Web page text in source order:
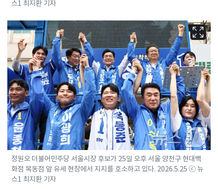
스1 최지환 기자
정원오 더불어민주당 서울시장 후보가 25일 오후 서울 양천구 현대백
화점 목동점 앞 유세 현장에서 지지를 호소하고 있다. 2026.5.25 ⓒ 뉴
스1 최지환 기자